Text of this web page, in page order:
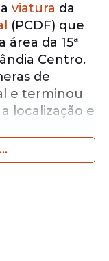
viatura da
(PCDF) que
da 15ª
Centro.
de
e terminou
localização e